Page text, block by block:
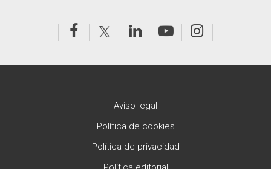
Aviso legal
Política de cookies
Política de privacidad